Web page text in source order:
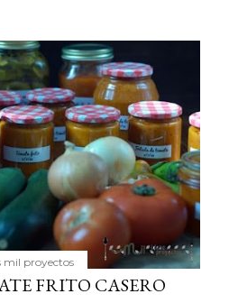
mil proyectos
FRITO CASERO